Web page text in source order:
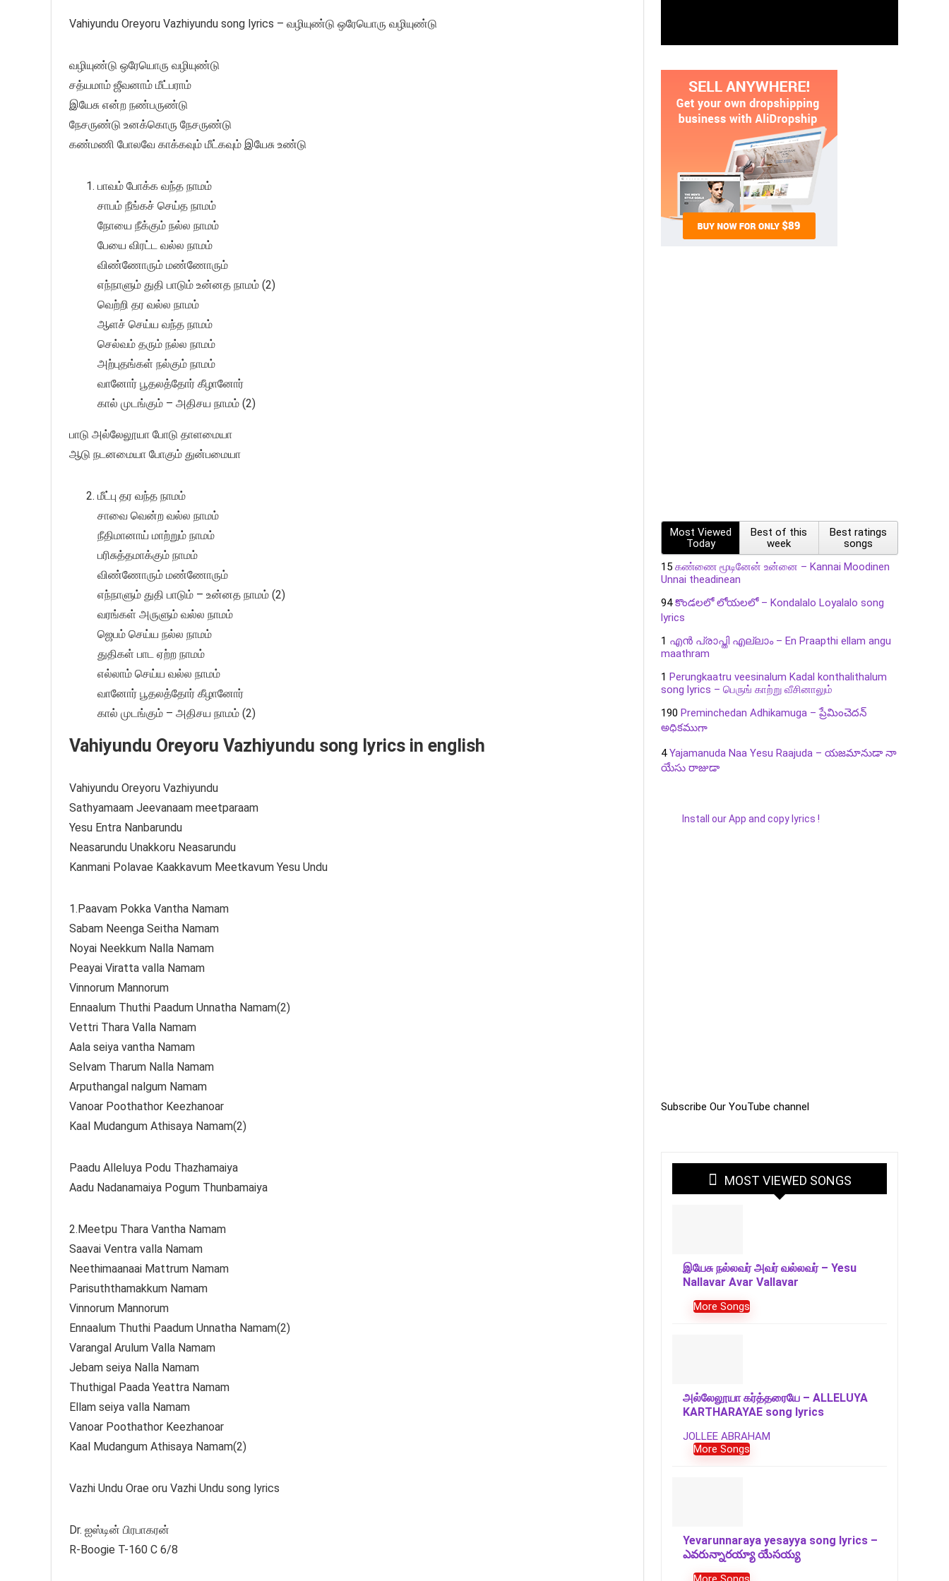
Vahiyundu Oreyoru Vazhiyundu song lyrics – வழியுண்டு ஒரேயொரு வழியுண்டு
வழியுண்டு ஒரேயொரு வழியுண்டு
சத்யமாம் ஜீவனாம் மீட்பராம்
இயேசு என்ற நண்பருண்டு
நேசருண்டு உனக்கொரு நேசருண்டு
கண்மணி போலவே காக்கவும் மீட்கவும் இயேசு உண்டு
பாவம் போக்க வந்த நாமம்
சாபம் நீங்கச் செய்த நாமம்
நோயை நீக்கும் நல்ல நாமம்
பேயை விரட்ட வல்ல நாமம்
விண்ணோரும் மண்ணோரும்
எந்நாளும் துதி பாடும் உன்னத நாமம் (2)
வெற்றி தர வல்ல நாமம்
ஆளச் செய்ய வந்த நாமம்
செல்வம் தரும் நல்ல நாமம்
அற்புதங்கள் நல்கும் நாமம்
வானோர் பூதலத்தோர் கீழானோர்
கால் முடங்கும் – அதிசய நாமம் (2)
பாடு அல்லேலூயா போடு தாளமையா
ஆடு நடனமையா போகும் துன்பமையா
மீட்பு தர வந்த நாமம்
சாவை வென்ற வல்ல நாமம்
நீதிமானாய் மாற்றும் நாமம்
பரிசுத்தமாக்கும் நாமம்
விண்ணோரும் மண்ணோரும்
எந்நாளும் துதி பாடும் – உன்னத நாமம் (2)
வரங்கள் அருளும் வல்ல நாமம்
ஜெபம் செய்ய நல்ல நாமம்
துதிகள் பாட ஏற்ற நாமம்
எல்லாம் செய்ய வல்ல நாமம்
வானோர் பூதலத்தோர் கீழானோர்
கால் முடங்கும் – அதிசய நாமம் (2)
Vahiyundu Oreyoru Vazhiyundu song lyrics in english
Vahiyundu Oreyoru Vazhiyundu
Sathyamaam Jeevanaam meetparaam
Yesu Entra Nanbarundu
Neasarundu Unakkoru Neasarundu
Kanmani Polavae Kaakkavum Meetkavum Yesu Undu
1.Paavam Pokka Vantha Namam
Sabam Neenga Seitha Namam
Noyai Neekkum Nalla Namam
Peayai Viratta valla Namam
Vinnorum Mannorum
Ennaalum Thuthi Paadum Unnatha Namam(2)
Vettri Thara Valla Namam
Aala seiya vantha Namam
Selvam Tharum Nalla Namam
Arputhangal nalgum Namam
Vanoar Poothathor Keezhanoar
Kaal Mudangum Athisaya Namam(2)
Paadu Alleluya Podu Thazhamaiya
Aadu Nadanamaiya Pogum Thunbamaiya
2.Meetpu Thara Vantha Namam
Saavai Ventra valla Namam
Neethimaanaai Mattrum Namam
Parisuththamakkum Namam
Vinnorum Mannorum
Ennaalum Thuthi Paadum Unnatha Namam(2)
Varangal Arulum Valla Namam
Jebam seiya Nalla Namam
Thuthigal Paada Yeattra Namam
Ellam seiya valla Namam
Vanoar Poothathor Keezhanoar
Kaal Mudangum Athisaya Namam(2)
Vazhi Undu Orae oru Vazhi Undu song lyrics
Dr. ஐஸ்டின் பிரபாகரன்
R-Boogie T-160 C 6/8
Most Viewed
Today
Best of this
week
Best ratings
songs
15 கண்ணை மூடினேன் உன்னை – Kannai Moodinen
Unnai theadinean
94 కొండలలో లోయలలో – Kondalalo Loyalalo song
lyrics
1 എൻ പ്രാപ്തി എല്ലാം – En Praapthi ellam angu
maathram
1 Perungkaatru veesinalum Kadal konthalithalum
song lyrics – பெருங் காற்று வீசினாலும்
190 Preminchedan Adhikamuga – ప్రేమించెదన్
అధికముగా
4 Yajamanuda Naa Yesu Raajuda – యజమానుడా నా
యేసు రాజుడా
Install our App and copy lyrics !
Subscribe Our YouTube channel
MOST VIEWED SONGS
இயேசு நல்லவர் அவர் வல்லவர் – Yesu
Nallavar Avar Vallavar
More Songs
அல்லேலூயா கர்த்தரையே – ALLELUYA
KARTHARAYAE song lyrics
JOLLEE ABRAHAM
More Songs
Yevarunnaraya yesayya song lyrics –
ఎవరున్నారయ్యా యేసయ్య